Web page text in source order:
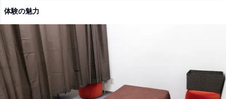
体験の魅力